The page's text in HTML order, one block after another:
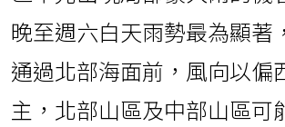
晚至週六白天雨勢最為顯著
通過北部海面前，風向以偏
主，北部山區及中部山區可